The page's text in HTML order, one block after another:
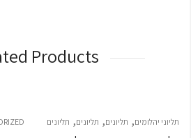
Products
תליוני יהלומים, תליונים, תליונים, תליונים